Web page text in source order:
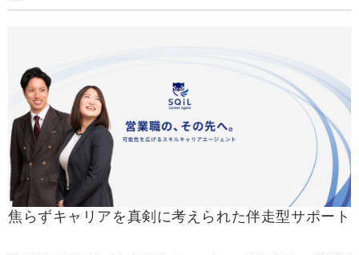
焦らずキャリアを真剣に考えられた伴走型サポート